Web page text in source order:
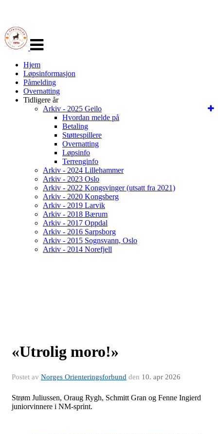
navigasjon
Hjem
Løpsinformasjon
Påmelding
Overnatting
Tidligere år
Arkiv - 2025 Geilo
Hvordan melde på
Betaling
Støttespillere
Overnatting
Løpsinfo
Terrenginfo
Arkiv - 2024 Lillehammer
Arkiv - 2023 Oslo
Arkiv - 2022 Kongsvinger (utsatt fra 2021)
Arkiv - 2020 Kongsberg
Arkiv - 2019 Larvik
Arkiv - 2018 Bærum
Arkiv - 2017 Oppdal
Arkiv - 2016 Sarpsborg
Arkiv - 2015 Sognsvann, Oslo
Arkiv - 2014 Norefjell
«Utrolig moro!»
Postet av Norges Orienteringsforbund den 10. apr 2026
Strøm Juliussen, Oraug Rygh, Schmitt Gran og Fenne Ingierd
juniorvinnere i NM-sprint.